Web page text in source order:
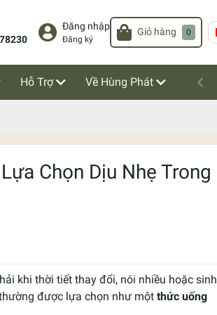
Đăng nhập
Đăng ký
Giỏ hàng 0
Hỗ Trợ Về Hùng Phát
Chọn Dịu Nhẹ Trong
khi thời tiết thay đổi, nói nhiều hoặc sinh
được lựa chọn như một thức uống